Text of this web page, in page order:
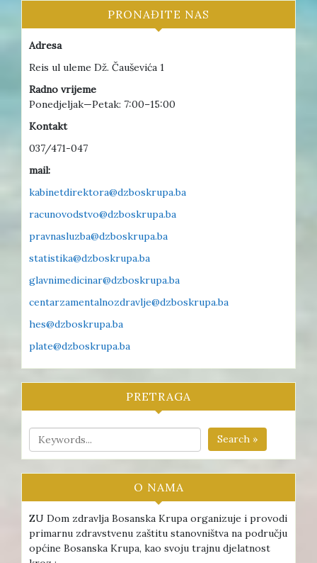
PRONAĐITE NAS
Adresa
Reis ul uleme Dž. Čauševića 1
Radno vrijeme
Ponedjeljak—Petak: 7:00–15:00
Kontakt
037/471-047
mail:
kabinetdirektora@dzboskrupa.ba
racunovodstvo@dzboskrupa.ba
pravnasluzba@dzboskrupa.ba
statistika@dzboskrupa.ba
glavnimedicinar@dzboskrupa.ba
centarzamentalnozdravlje@dzboskrupa.ba
hes@dzboskrupa.ba
plate@dzboskrupa.ba
PRETRAGA
Search »
O NAMA
ZU Dom zdravlja Bosanska Krupa organizuje i provodi
primarnu zdravstvenu zaštitu stanovništva na području
općine Bosanska Krupa, kao svoju trajnu djelatnost